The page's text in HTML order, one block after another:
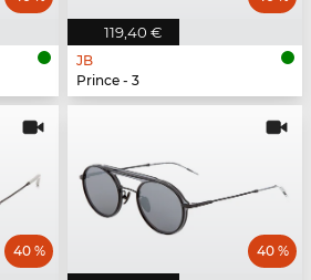
119,40 €
JB
Prince - 3
40 % 40 %